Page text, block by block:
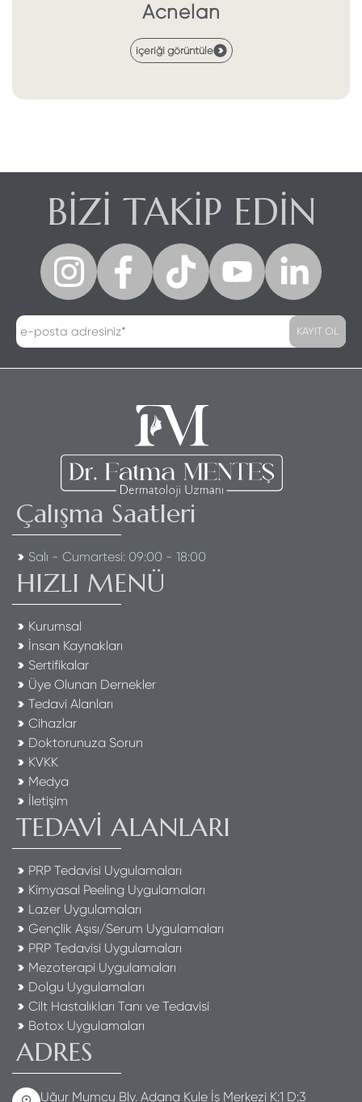
Acnelan
içeriği görüntüle
BİZİ TAKİP EDİN
KAYIT OL
Çalışma Saatleri
Salı - Cumartesi: 09:00 - 18:00
HIZLI MENÜ
Kurumsal
İnsan Kaynakları
Sertifikalar
Üye Olunan Dernekler
Tedavi Alanları
Cihazlar
Doktorunuza Sorun
KVKK
Medya
İletişim
TEDAVİ ALANLARI
PRP Tedavisi Uygulamaları
Kimyasal Peeling Uygulamaları
Lazer Uygulamaları
Gençlik Aşısı/Serum Uygulamaları
PRP Tedavisi Uygulamaları
Mezoterapi Uygulamaları
Dolgu Uygulamaları
Cilt Hastalıkları Tanı ve Tedavisi
Botox Uygulamaları
ADRES
Uğur Mumcu Blv. Adana Kule İş Merkezi K:1 D:3